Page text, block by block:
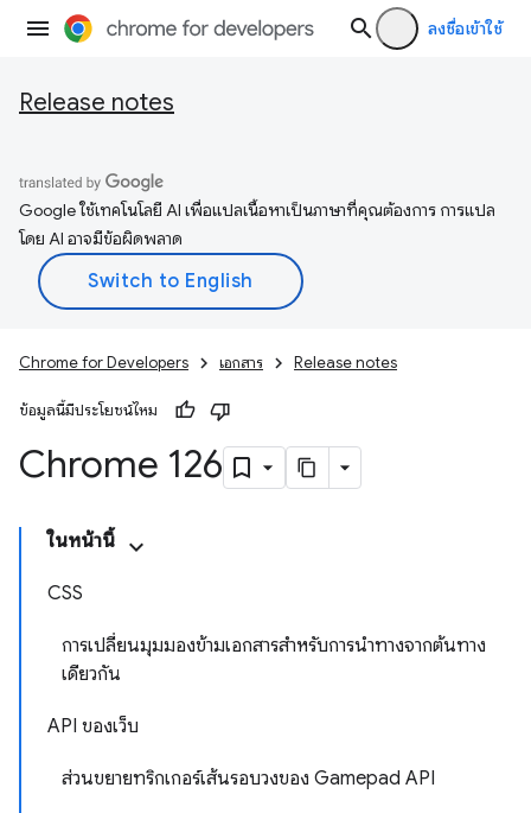
ลงชื่อเข้าใช้
Release notes
Google ใช้เทคโนโลยี AI เพื่อแปลเนื้อหาเป็นภาษาที่คุณต้องการ การแปล
โดย AI อาจมีข้อผิดพลาด
Chrome for Developers เอกสาร Release notes
ข้อมูลนี้มีประโยชน์ไหม
Chrome 126
ในหน้านี้
CSS
การเปลี่ยนมุมมองข้ามเอกสารสำหรับการนำทางจากต้นทาง
เดียวกัน
API ของเว็บ
ส่วนขยายทริกเกอร์เส้นรอบวงของ Gamepad API